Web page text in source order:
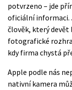
potvrzeno – jde
oficiální informaci.
člověk, který devět
fotografické
kdy firma chystá
Apple podle nás
nativní kamera